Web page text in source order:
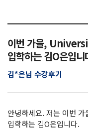
이번 가을,
입학하는 김O은입니
김*은님 수강후기
안녕하세요. 저는 이번
입학하는 김O은입니다.